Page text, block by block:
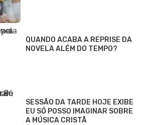
QUANDO ACABA A REPRISE DA
NOVELA ALÉM DO TEMPO?
SESSÃO DA TARDE HOJE EXIBE
EU SÓ POSSO IMAGINAR SOBRE
A MÚSICA CRISTÃ